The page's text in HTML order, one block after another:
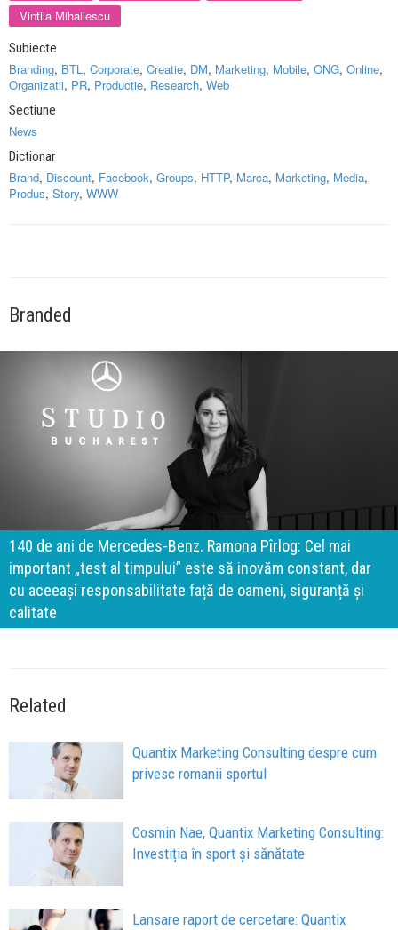
Vintila Mihailescu
Subiecte
Branding, BTL, Corporate, Creatie, DM, Marketing, Mobile, ONG, Online,
Organizatii, PR, Productie, Research, Web
Sectiune
News
Dictionar
Brand, Discount, Facebook, Groups, HTTP, Marca, Marketing, Media,
Produs, Story, WWW
Branded
140 de ani de Mercedes-Benz. Ramona Pîrlog: Cel mai
important „test al timpului” este să inovăm constant, dar
cu aceeași responsabilitate față de oameni, siguranță și
calitate
Related
Quantix Marketing Consulting despre cum
privesc romanii sportul
Cosmin Nae, Quantix Marketing Consulting:
Investiția în sport și sănătate
Lansare raport de cercetare: Quantix